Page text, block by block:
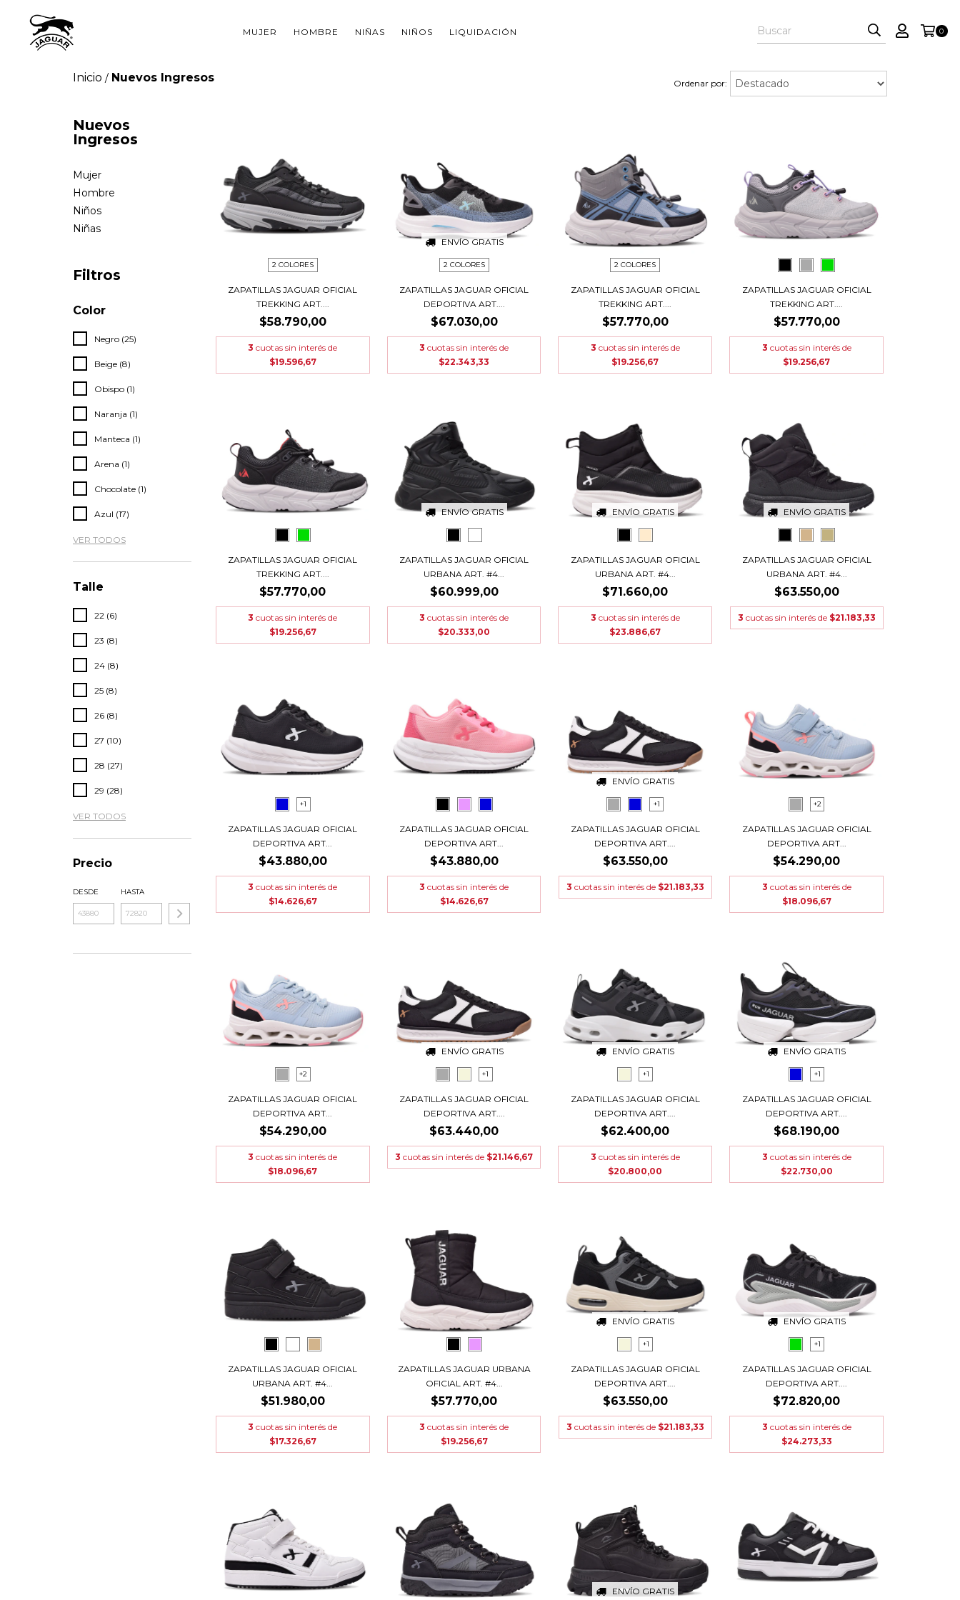
MUJER HOMBRE NIÑAS NIÑOS LIQUIDACIÓN 0
Inicio / Nuevos Ingresos Ordenar por:
Nuevos
Ingresos
Mujer
Hombre
Niños
Niñas
Filtros
Color
Negro (25)
Beige (8)
Obispo (1)
Naranja (1)
Manteca (1)
Arena (1)
Chocolate (1)
Azul (17)
VER TODOS
Talle
22 (6)
23 (8)
24 (8)
25 (8)
26 (8)
27 (10)
28 (27)
29 (28)
VER TODOS
Precio
DESDE HASTA
2 COLORES
ZAPATILLAS JAGUAR OFICIAL
TREKKING ART....
$58.790,00
3 cuotas sin interés de
$19.596,67
ENVÍO GRATIS
2 COLORES
ZAPATILLAS JAGUAR OFICIAL
DEPORTIVA ART....
$67.030,00
3 cuotas sin interés de
$22.343,33
2 COLORES
ZAPATILLAS JAGUAR OFICIAL
TREKKING ART....
$57.770,00
3 cuotas sin interés de
$19.256,67
ZAPATILLAS JAGUAR OFICIAL
TREKKING ART....
$57.770,00
3 cuotas sin interés de
$19.256,67
ZAPATILLAS JAGUAR OFICIAL
TREKKING ART....
$57.770,00
3 cuotas sin interés de
$19.256,67
ENVÍO GRATIS
ZAPATILLAS JAGUAR OFICIAL
URBANA ART. #4...
$60.999,00
3 cuotas sin interés de
$20.333,00
ENVÍO GRATIS
ZAPATILLAS JAGUAR OFICIAL
URBANA ART. #4...
$71.660,00
3 cuotas sin interés de
$23.886,67
ENVÍO GRATIS
ZAPATILLAS JAGUAR OFICIAL
URBANA ART. #4...
$63.550,00
3 cuotas sin interés de $21.183,33
+1
ZAPATILLAS JAGUAR OFICIAL
DEPORTIVA ART...
$43.880,00
3 cuotas sin interés de
$14.626,67
ZAPATILLAS JAGUAR OFICIAL
DEPORTIVA ART...
$43.880,00
3 cuotas sin interés de
$14.626,67
ENVÍO GRATIS
+1
ZAPATILLAS JAGUAR OFICIAL
DEPORTIVA ART....
$63.550,00
3 cuotas sin interés de $21.183,33
+2
ZAPATILLAS JAGUAR OFICIAL
DEPORTIVA ART...
$54.290,00
3 cuotas sin interés de
$18.096,67
+2
ZAPATILLAS JAGUAR OFICIAL
DEPORTIVA ART...
$54.290,00
3 cuotas sin interés de
$18.096,67
ENVÍO GRATIS
+1
ZAPATILLAS JAGUAR OFICIAL
DEPORTIVA ART....
$63.440,00
3 cuotas sin interés de $21.146,67
ENVÍO GRATIS
+1
ZAPATILLAS JAGUAR OFICIAL
DEPORTIVA ART....
$62.400,00
3 cuotas sin interés de
$20.800,00
ENVÍO GRATIS
+1
ZAPATILLAS JAGUAR OFICIAL
DEPORTIVA ART....
$68.190,00
3 cuotas sin interés de
$22.730,00
ZAPATILLAS JAGUAR OFICIAL
URBANA ART. #4...
$51.980,00
3 cuotas sin interés de
$17.326,67
ZAPATILLAS JAGUAR URBANA
OFICIAL ART. #4...
$57.770,00
3 cuotas sin interés de
$19.256,67
ENVÍO GRATIS
+1
ZAPATILLAS JAGUAR OFICIAL
DEPORTIVA ART....
$63.550,00
3 cuotas sin interés de $21.183,33
ENVÍO GRATIS
+1
ZAPATILLAS JAGUAR OFICIAL
DEPORTIVA ART....
$72.820,00
3 cuotas sin interés de
$24.273,33
ENVÍO GRATIS